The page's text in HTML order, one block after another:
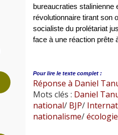
bureaucraties stalinienne
révolutionnaire tirant son
socialiste du prolétariat
face à une réaction prête
Pour lire le texte complet :
Réponse à Daniel
Mots clés : Daniel
national/BJP/
nationalisme/écologie